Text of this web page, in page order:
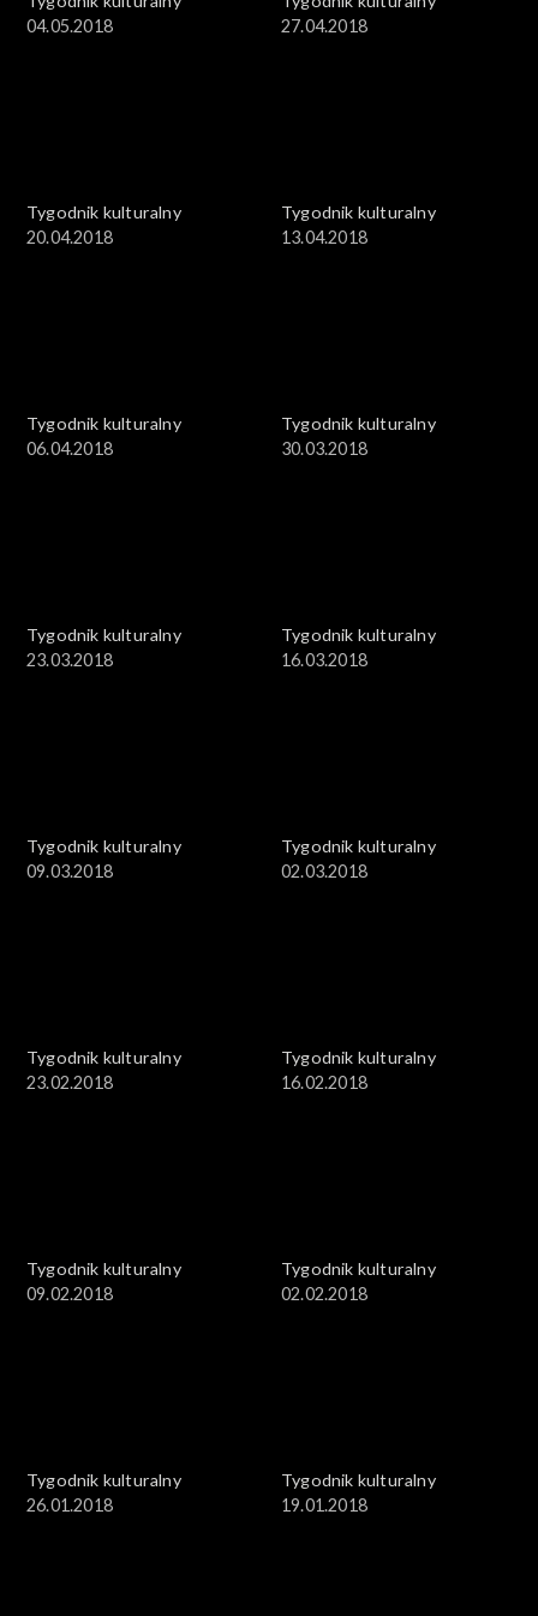
04.05.2018
27.04.2018
Tygodnik kulturalny
20.04.2018
Tygodnik kulturalny
13.04.2018
Tygodnik kulturalny
06.04.2018
Tygodnik kulturalny
30.03.2018
Tygodnik kulturalny
23.03.2018
Tygodnik kulturalny
16.03.2018
Tygodnik kulturalny
09.03.2018
Tygodnik kulturalny
02.03.2018
Tygodnik kulturalny
23.02.2018
Tygodnik kulturalny
16.02.2018
Tygodnik kulturalny
09.02.2018
Tygodnik kulturalny
02.02.2018
Tygodnik kulturalny
26.01.2018
Tygodnik kulturalny
19.01.2018